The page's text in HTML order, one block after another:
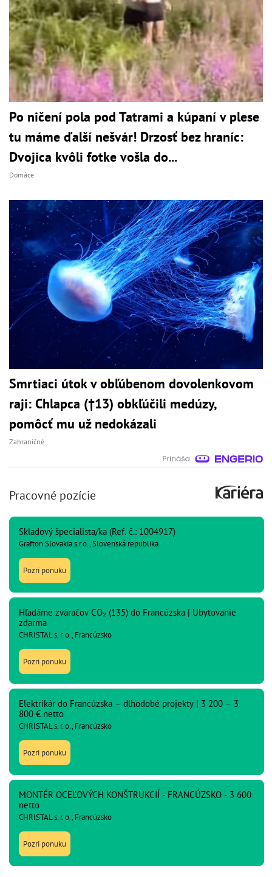
Po ničení pola pod Tatrami a kúpaní v plese
tu máme ďalší nešvár! Drzosť bez hraníc:
Dvojica kvôli fotke vošla do...
Domáce
Smrtiaci útok v obľúbenom dovolenkovom
raji: Chlapca (†13) obkľúčili medúzy,
pomôcť mu už nedokázali
Zahraničné
Pracovné pozície
Skladový špecialista/ka (Ref. č.: 1004917)
Grafton Slovakia s.r.o., Slovenská republika
Pozri ponuku
Hľadáme zváračov CO₂ (135) do Francúzska | Ubytovanie
zdarma
CHRISTAL s. r. o., Francúzsko
Pozri ponuku
Elektrikár do Francúzska – dlhodobé projekty | 3 200 – 3
800 € netto
CHRISTAL s. r. o., Francúzsko
Pozri ponuku
MONTÉR OCEĽOVÝCH KONŠTRUKCIÍ - FRANCÚZSKO - 3 600
netto
CHRISTAL s. r. o., Francúzsko
Pozri ponuku